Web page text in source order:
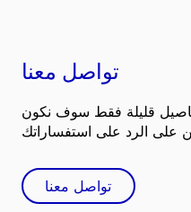
تواصل معنا
قليلة فقط سوف نكون
تواصل معنا